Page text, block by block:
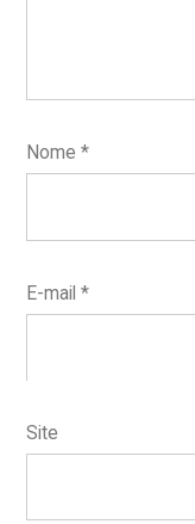
Nome *
E-mail *
Site